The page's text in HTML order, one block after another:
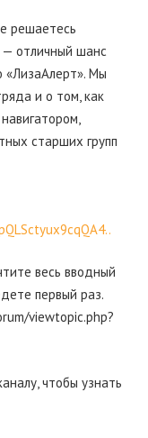
решаетесь
— отличный шанс
«ЛизаАлерт». Мы
и о том, как
старших групп
весь вводный
первый раз.
viewtopic.php?
чтобы узнать